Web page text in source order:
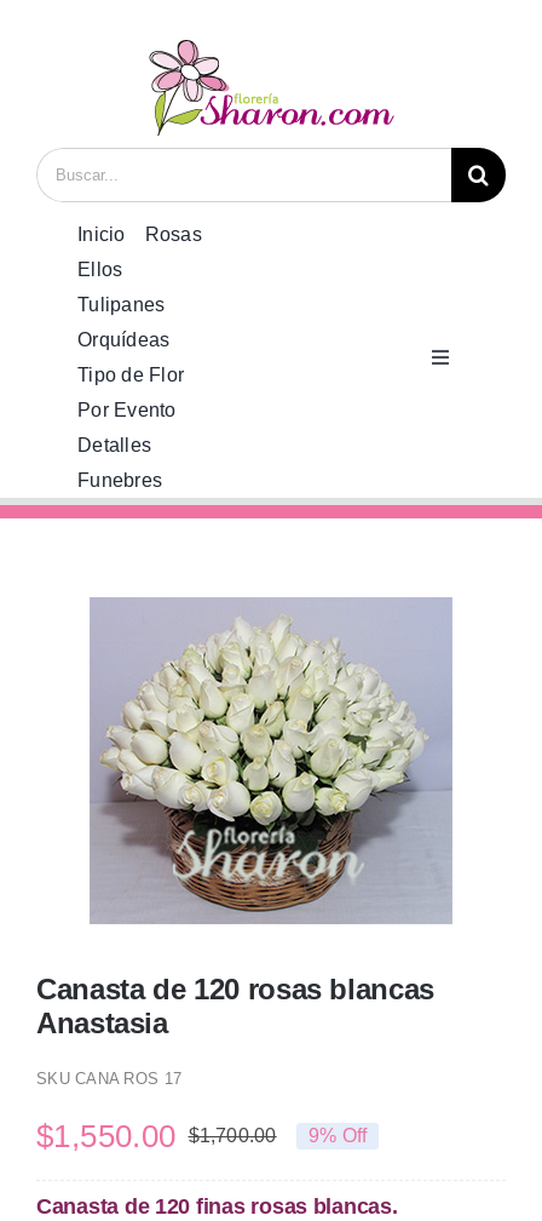
Buscar:
Toggle
Rosas
Orquídeas
Tipo de Flor
Detalles
Inicio
Rosas
Ellos
Tulipanes
Orquídeas
Tipo de Flor
Por Evento
Detalles
Funebres
Canasta de 120 rosas blancas
Anastasia
SKUCANA ROS 17
$1,700.00El
precio
$1,550.00
El
precio
9% Off
Canasta de 120 finas rosas blancas.